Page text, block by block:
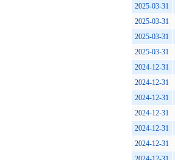
2025-03-31
2025-03-31
2025-03-31
2025-03-31
2024-12-31
2024-12-31
2024-12-31
2024-12-31
2024-12-31
2024-12-31